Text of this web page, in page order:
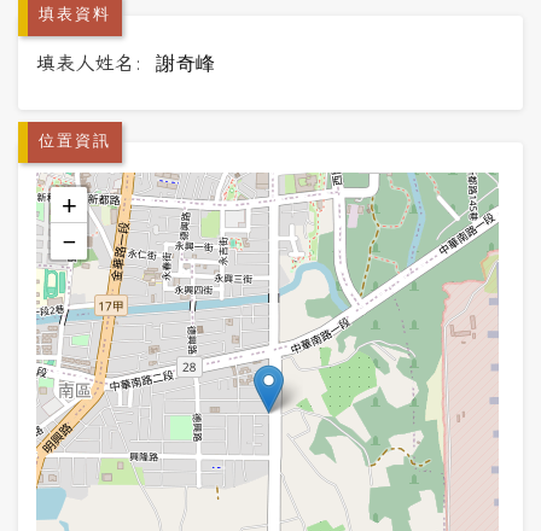
填表資料
填表人姓名: 謝奇峰
位置資訊
+
−